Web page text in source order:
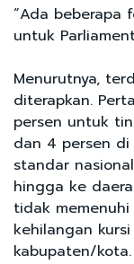
“Ada beberapa
untuk
Menurutnya,
diterapkan.
persen untuk
dan 4 persen di
standar
hingga ke
tidak
kehilangan
kabupaten/kota.